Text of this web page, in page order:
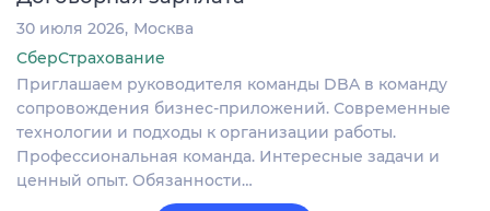
30 июля 2026 Москва
СберСтрахование
Приглашаем руководителя команды DBA в команду
сопровождения бизнес-приложений. Современные
технологии и подходы к организации работы.
Профессиональная команда. Интересные задачи и
ценный опыт. Обязанности…